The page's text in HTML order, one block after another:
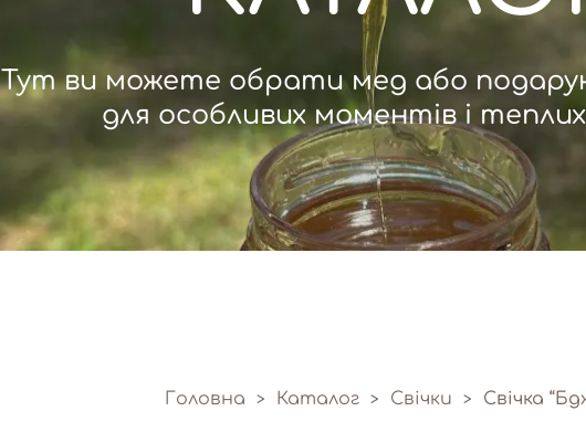
Тут ви можете обрати мед або
для особливих моментів і
Головна > Каталог > Свічки > Свічка